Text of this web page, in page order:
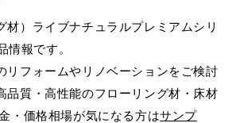
材）ライブナチュラルプレミアムシリ
情報です。
リフォームやリノベーションをご検討
品質・高性能のフローリング材・床材
・価格相場が気になる方はサンプ